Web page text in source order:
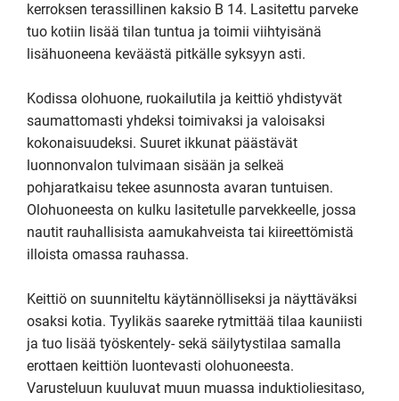
kerroksen terassillinen kaksio B 14. Lasitettu parveke
tuo kotiin lisää tilan tuntua ja toimii viihtyisänä
lisähuoneena keväästä pitkälle syksyyn asti.
Kodissa olohuone, ruokailutila ja keittiö yhdistyvät
saumattomasti yhdeksi toimivaksi ja valoisaksi
kokonaisuudeksi. Suuret ikkunat päästävät
luonnonvalon tulvimaan sisään ja selkeä
pohjaratkaisu tekee asunnosta avaran tuntuisen.
Olohuoneesta on kulku lasitetulle parvekkeelle, jossa
nautit rauhallisista aamukahveista tai kiireettömistä
illoista omassa rauhassa.
Keittiö on suunniteltu käytännölliseksi ja näyttäväksi
osaksi kotia. Tyylikäs saareke rytmittää tilaa kauniisti
ja tuo lisää työskentely- sekä säilytystilaa samalla
erottaen keittiön luontevasti olohuoneesta.
Varusteluun kuuluvat muun muassa induktioliesitaso,